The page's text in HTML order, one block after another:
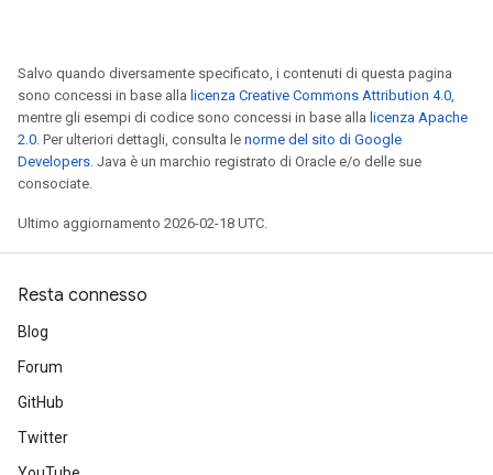
Salvo quando diversamente specificato, i contenuti di questa pagina
sono concessi in base alla licenza Creative Commons Attribution 4.0,
mentre gli esempi di codice sono concessi in base alla licenza Apache
2.0. Per ulteriori dettagli, consulta le norme del sito di Google
Developers. Java è un marchio registrato di Oracle e/o delle sue
consociate.
Ultimo aggiornamento 2026-02-18 UTC.
Resta connesso
Blog
Forum
GitHub
Twitter